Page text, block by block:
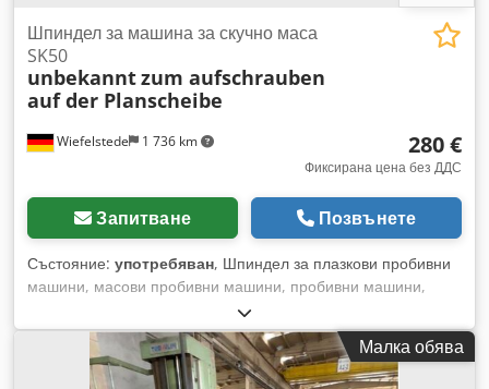
Wiefelstede 1 736 km
Шпиндел за машина за скучно маса
SK50
unbekanntzum aufschrauben
auf der Planscheibe
280 €
Фиксирана цена без ДДС
Запитване Позвънете
Състояние: употребяван, Шпиндел за плазкови пробивни
машини, масови пробивни машини, пробивни машини,
фрезови машини, пинола, пробивна глава, резервен
шпиндел. -SK50 захват за: завинтване към лицев диск
-Захват: SK50 -Размери: 220/220/В160 мм -Тегло: 20 кг
Dodod Ac Ipjpfx Ag Dokr
Малка обява